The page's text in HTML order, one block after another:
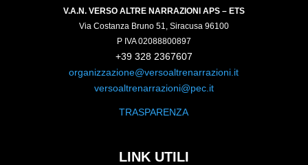
V.A.N. VERSO ALTRE NARRAZIONI APS – ETS
Via Costanza Bruno 51, Siracusa 96100
P IVA 02088800897
+39 328 2367607
organizzazione@versoaltrenarrazioni.it
versoaltrenarrazioni@pec.it
TRASPARENZA
LINK UTILI